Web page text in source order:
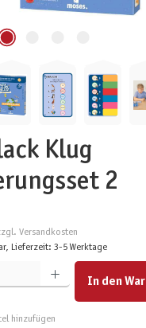
Klug
2
Versandkosten
Lieferzeit: 3-5 Werktage
gewünschten Wert ein oder benutze die
In den
hinzufügen